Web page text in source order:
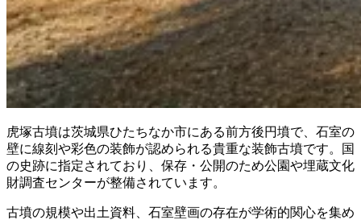
虎塚古墳は茨城県ひたちなか市にある前方後円墳で、石室の
壁に線刻や彩色の装飾が認められる貴重な装飾古墳です。国
の史跡に指定されており、保存・公開のため公園や埋蔵文化
財調査センターが整備されています。
古墳の規模や出土資料、石室壁画の存在が学術的関心を集め